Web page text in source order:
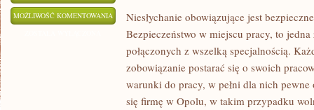
MOŻLIWOŚĆ KOMENTOWANIA KAŻDY
JEDEN
WIĘKSZYM
Niesłychanie obowiązujące jest
Bezpieczeństwo w miejscu pracy, to
połączonych z wszelką specjalnością.
zobowiązanie postarać się o swoich
warunki do pracy, w pełni dla nich
się firmę w Opolu, w takim przypadku